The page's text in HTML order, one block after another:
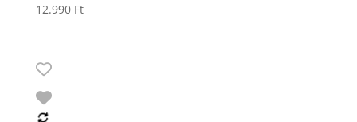
12.990 Ft